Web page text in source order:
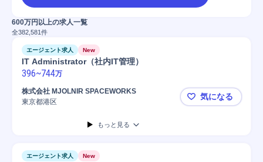
600万円以上の求人一覧
全382,581件
エージェント求人 New
IT Administrator（社内IT管理）
396~744万
株式会社 MJOLNIR SPACEWORKS
東京都港区
IT
気になる
もっと見る
エージェント求人 New